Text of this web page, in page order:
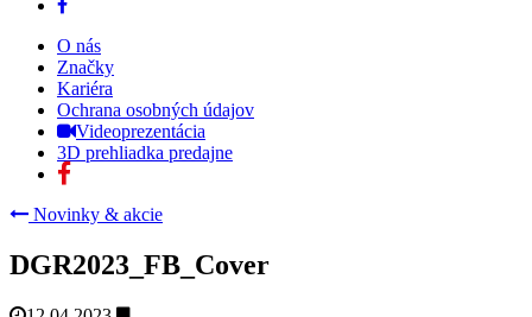
O nás
Značky
Kariéra
Ochrana osobných údajov
Videoprezentácia
3D prehliadka predajne
Novinky & akcie
DGR2023_FB_Cover